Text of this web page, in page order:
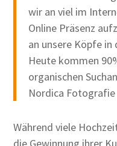
wir an viel im
Online Präsenz
an unsere Köpfe
Heute kommen
organischen
Nordica Fotografie
Während viele